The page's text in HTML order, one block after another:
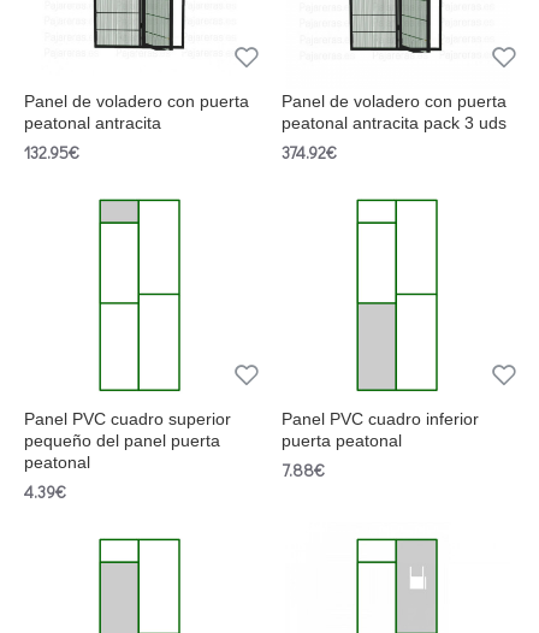
Panel de voladero con puerta
peatonal antracita
132.95€
Panel de voladero con puerta
peatonal antracita pack 3 uds
374.92€
Panel PVC cuadro superior
pequeño del panel puerta
peatonal
4.39€
Panel PVC cuadro inferior
puerta peatonal
7.88€